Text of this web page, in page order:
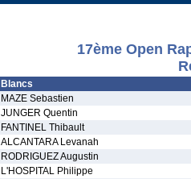
17ème Open
Blancs
MAZE Sebastien
JUNGER Quentin
FANTINEL Thibault
ALCANTARA Levanah
RODRIGUEZ Augustin
L'HOSPITAL Philippe